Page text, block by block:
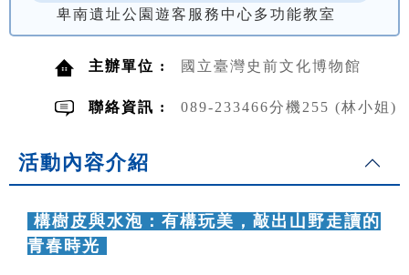
卑南遺址公園遊客服務中心多功能教室
主辦單位 : 國立臺灣史前文化博物館
聯絡資訊 : 089-233466分機255 (林小姐)
活動內容介紹
構樹皮與水泡：有構玩美，敲出山野走讀的
青春時光